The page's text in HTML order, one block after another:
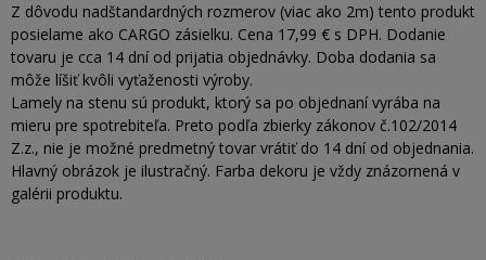
Z dôvodu nadštandardných rozmerov (viac ako 2m) tento produkt
posielame ako CARGO zásielku. Cena 17,99 € s DPH. Dodanie
tovaru je cca 14 dní od prijatia objednávky. Doba dodania sa
môže líšiť kvôli vyťaženosti výroby.
Lamely na stenu sú produkt, ktorý sa po objednaní vyrába na
mieru pre spotrebiteľa. Preto podľa zbierky zákonov č.102/2014
Z.z., nie je možné predmetný tovar vrátiť do 14 dní od objednania.
Hlavný obrázok je ilustračný. Farba dekoru je vždy znázornená v
galérii produktu.